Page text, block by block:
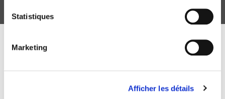
Statistiques
Marketing
Afficher les détails
ABONNEZ-VOUS À NOS
REVUES